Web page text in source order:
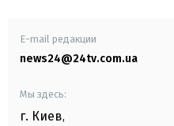
E-mail редакции
news24@24tv.com.ua
Мы здесь:
г. Киев,